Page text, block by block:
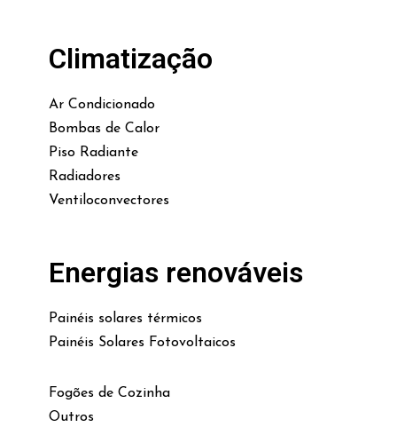
Climatização
Ar Condicionado
Bombas de Calor
Piso Radiante
Radiadores
Ventiloconvectores
Energias renováveis
Painéis solares térmicos
Painéis Solares Fotovoltaicos
Fogões de Cozinha
Outros